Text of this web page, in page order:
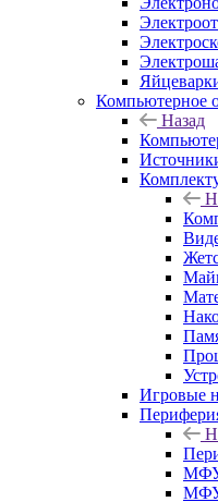
Компьютерное
Назад
Игровые
МФУ
МФУ